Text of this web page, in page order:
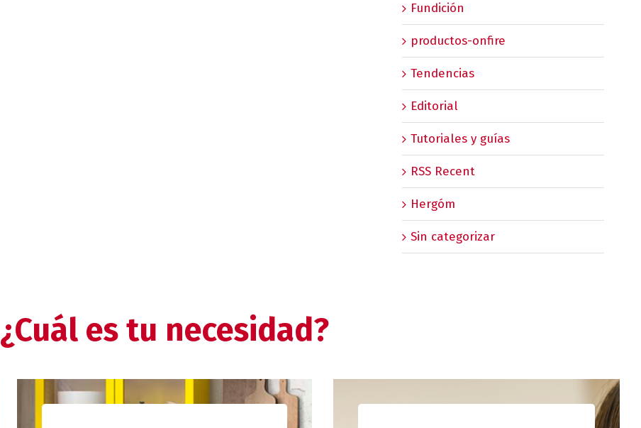
Fundición
productos-onfire
Tendencias
Editorial
Tutoriales y guías
RSS Recent
Hergóm
Sin categorizar
¿Cuál es tu necesidad?